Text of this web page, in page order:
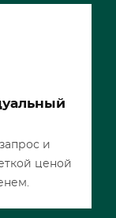
и
ценой